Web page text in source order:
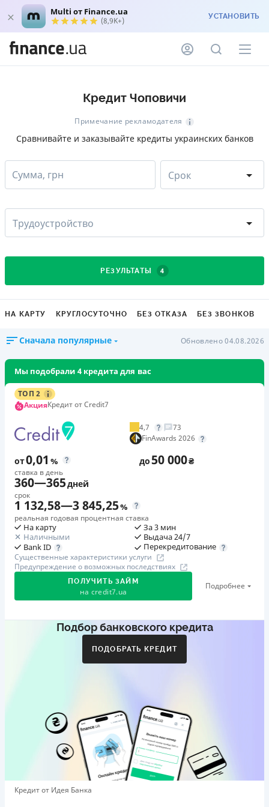
Multi от Finance.ua
(8,9K+) УСТАНОВИТЬ
Кредит Чоповичи
Примечание рекламодателя
Сравнивайте и заказывайте кредиты украинских банков
Сумма, грн Срок
Трудоустройство
РЕЗУЛЬТАТЫ 4
НА КАРТУ КРУГЛОСУТОЧНО БЕЗ ОТКАЗА БЕЗ ЗВОНКОВ
Сначала популярные Обновлено 04.08.2026
Мы подобрали 4 кредита для вас
ТОП 2
АкцияКредит от Credit7
4,7
73
FinAwards 2026
от0,01 %
ставка в день
до50 000₴
360—365дней
срок
1 132,58—3 845,25%
реальная годовая процентная ставка
На карту
Наличными
Bank ID
За 3 мин
Выдача 24/7
Перекредитование
Существенные характеристики услуги
Предупреждение о возможных последствиях
ПОЛУЧИТЬ ЗАЙМ
на credit7.ua
Подробнее
Акция: «Кешбэк за друга»
друг регистрируется и получает первый кредит (от
Бронзовый призер FinAwards 2026 «Лучшая программа
лояльности»
Первый займ
от 0,01%/день до 30 000 ₴
Повторный займ
Подбор банковского кредита
ПОДОБРАТЬ КРЕДИТ
Кредит от Идея Банка